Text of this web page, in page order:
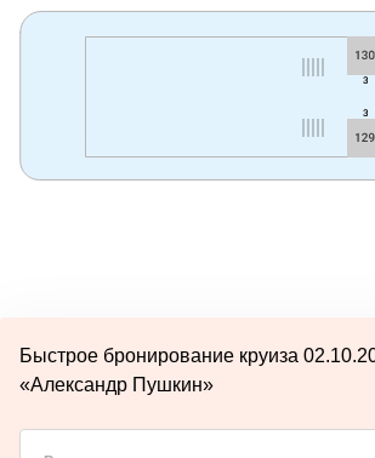
Быстрое бронирование круиза
«Александр Пушкин»